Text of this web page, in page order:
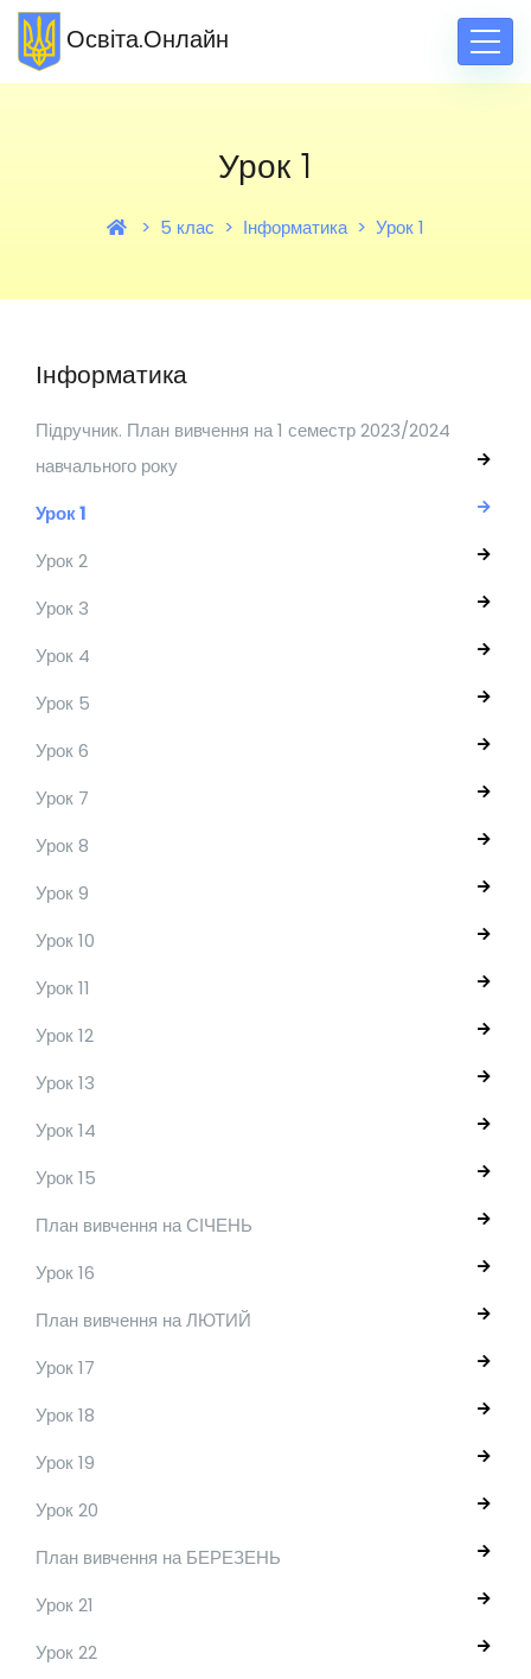
Освіта.Онлайн
Урок 1
5 клас Інформатика Урок 1
Інформатика
Підручник. План вивчення на 1 семестр 2023/2024
навчального року
Урок 1
Урок 2
Урок 3
Урок 4
Урок 5
Урок 6
Урок 7
Урок 8
Урок 9
Урок 10
Урок 11
Урок 12
Урок 13
Урок 14
Урок 15
План вивчення на СІЧЕНЬ
Урок 16
План вивчення на ЛЮТИЙ
Урок 17
Урок 18
Урок 19
Урок 20
План вивчення на БЕРЕЗЕНЬ
Урок 21
Урок 22